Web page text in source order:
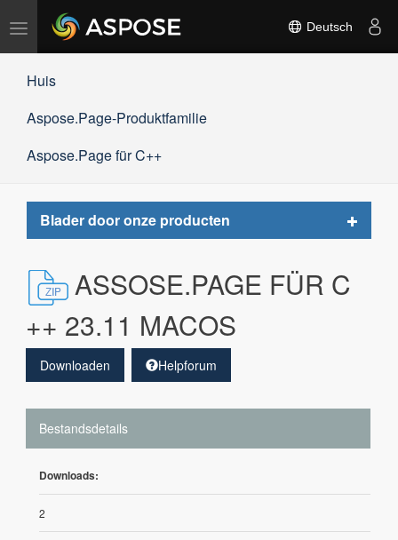
Navigation
umschalten
Deutsch
Huis
Aspose.Page-Produktfamilie
Aspose.Page für C++
Blader door onze producten
Toggle
ASSOSE.PAGE FÜR C
++ 23.11 MACOS
Downloaden Helpforum
Bestandsdetails
Downloads:
2